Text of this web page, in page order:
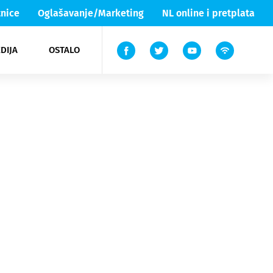
Oglašavanje/Marketing NL online i pretplata
OSTALO
Lika & Senj
TV